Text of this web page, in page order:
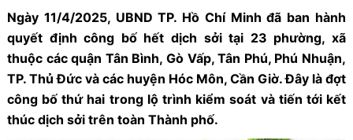
Ngày 11/4/2025, UBND TP. Hồ Chí Minh đã ban hành
quyết định công bố hết dịch sởi tại 23 phường, xã
thuộc các quận Tân Bình, Gò Vấp, Tân Phú, Phú Nhuận,
TP. Thủ Đức và các huyện Hóc Môn, Cần Giờ. Đây là đợt
công bố thứ hai trong lộ trình kiểm soát và tiến tới kết
thúc dịch sởi trên toàn Thành phố.